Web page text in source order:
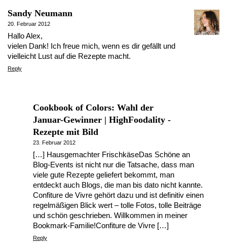
Sandy Neumann
20. Februar 2012
Hallo Alex,
vielen Dank! Ich freue mich, wenn es dir gefällt und
vielleicht Lust auf die Rezepte macht.
Reply
Cookbook of Colors: Wahl der
Januar-Gewinner | HighFoodality -
Rezepte mit Bild
23. Februar 2012
[…] Hausgemachter FrischkäseDas Schöne an
Blog-Events ist nicht nur die Tatsache, dass man
viele gute Rezepte geliefert bekommt, man
entdeckt auch Blogs, die man bis dato nicht kannte.
Confiture de Vivre gehört dazu und ist definitiv einen
regelmäßigen Blick wert – tolle Fotos, tolle Beiträge
und schön geschrieben. Willkommen in meiner
Bookmark-Familie!Confiture de Vivre […]
Reply